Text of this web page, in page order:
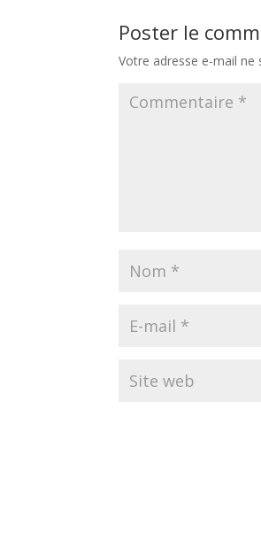
Poster le
Votre adresse e-mail ne